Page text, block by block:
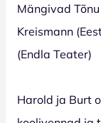
Mängivad
Kreismann
(Endla Teater)
Harold ja Burt